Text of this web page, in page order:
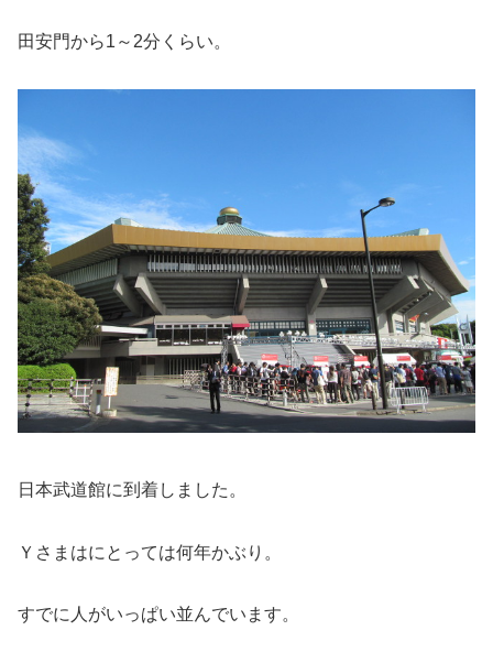
田安門から1～2分くらい。
日本武道館に到着しました。
Ｙさまはにとっては何年かぶり。
すでに人がいっぱい並んでいます。